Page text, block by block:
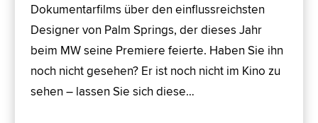
Dokumentarfilms über den einflussreichsten
Designer von Palm Springs, der dieses Jahr
beim MW seine Premiere feierte. Haben Sie ihn
noch nicht gesehen? Er ist noch nicht im Kino zu
sehen – lassen Sie sich diese…